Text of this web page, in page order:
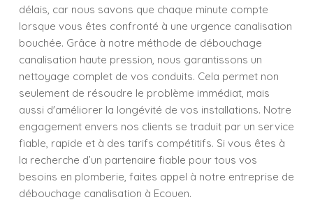
délais, car nous savons que chaque minute compte
lorsque vous êtes confronté à une urgence canalisation
bouchée. Grâce à notre méthode de débouchage
canalisation haute pression, nous garantissons un
nettoyage complet de vos conduits. Cela permet non
seulement de résoudre le problème immédiat, mais
aussi d'améliorer la longévité de vos installations. Notre
engagement envers nos clients se traduit par un service
fiable, rapide et à des tarifs compétitifs. Si vous êtes à
la recherche d’un partenaire fiable pour tous vos
besoins en plomberie, faites appel à notre entreprise de
débouchage canalisation à Ecouen.